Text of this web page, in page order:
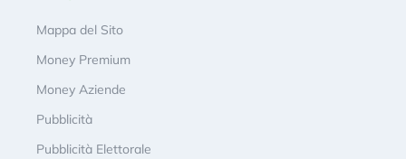
Mappa del Sito
Money Premium
Money Aziende
Pubblicità
Pubblicità Elettorale